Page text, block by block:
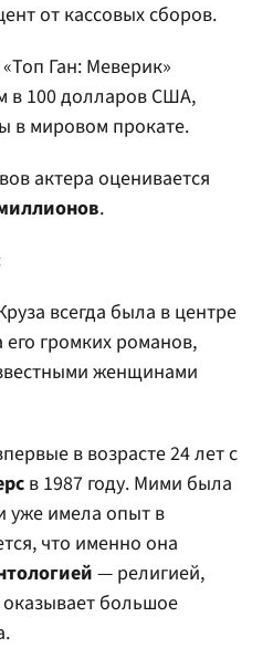
от кассовых сборов.
Ган: Меверик»
в 100 долларов США,
в мировом прокате.
актера оценивается
.
всегда была в центре
громких романов,
женщинами
в возрасте 24 лет с
в 1987 году. Мими была
уже имела опыт в
что именно она
— религией,
большое